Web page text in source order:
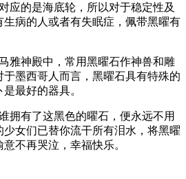
应的是海底轮，所以对于稳定性及
病的人或者有失眠症，佩带黑曜有
雅神殿中，常用黑曜石作神兽和雕
墨西哥人而言，黑曜石具有特殊的
最好的器具。
拥有了这黑色的曜石，便永远不用
女们已替你流干所有泪水，将黑曜
不再哭泣，幸福快乐。